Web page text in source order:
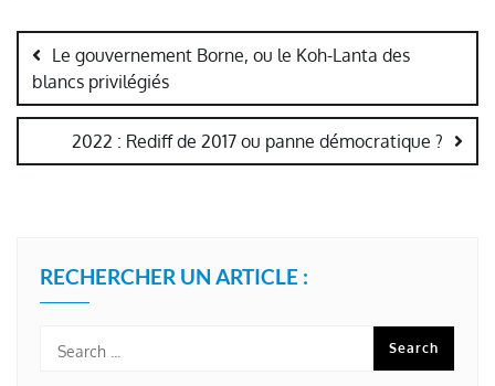
de
l’article
Le gouvernement Borne, ou le Koh-Lanta des
blancs privilégiés
2022 : Rediff de 2017 ou panne démocratique ?
RECHERCHER UN ARTICLE :